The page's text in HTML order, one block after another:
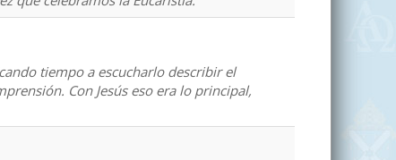
tiempo a escucharlo describir el
Con Jesús eso era lo principal,